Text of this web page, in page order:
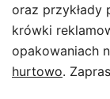
oraz przykłady
krówki
opakowaniach
hurtowo.